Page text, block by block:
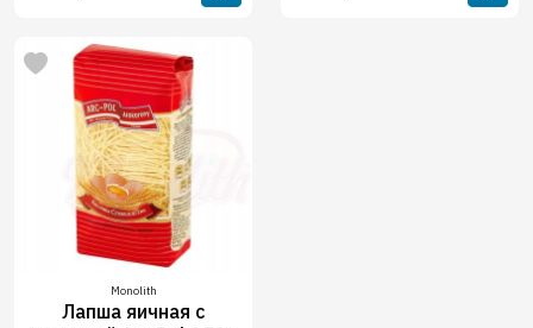
Monolith
Лапша яичная с